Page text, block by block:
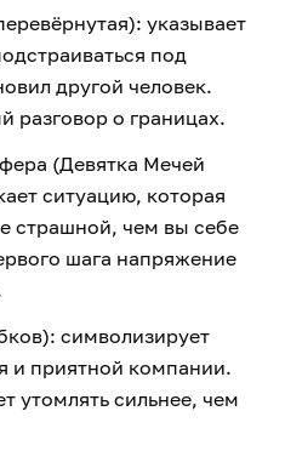
указывает
под
другой человек.
о границах.
(Девятка Мечей
ситуацию, которая
страшной, чем вы себе
шага напряжение
символизирует
и приятной компании.
утомлять сильнее, чем